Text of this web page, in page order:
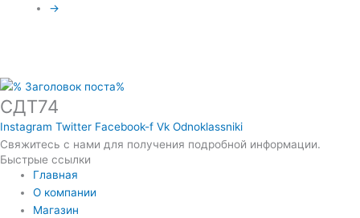
→
СДТ74
Instagram Twitter Facebook-f Vk Odnoklassniki
Свяжитесь с нами для получения подробной информации.
Быстрые ссылки
Главная
О компании
Магазин